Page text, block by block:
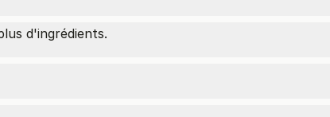
d'ingrédients.